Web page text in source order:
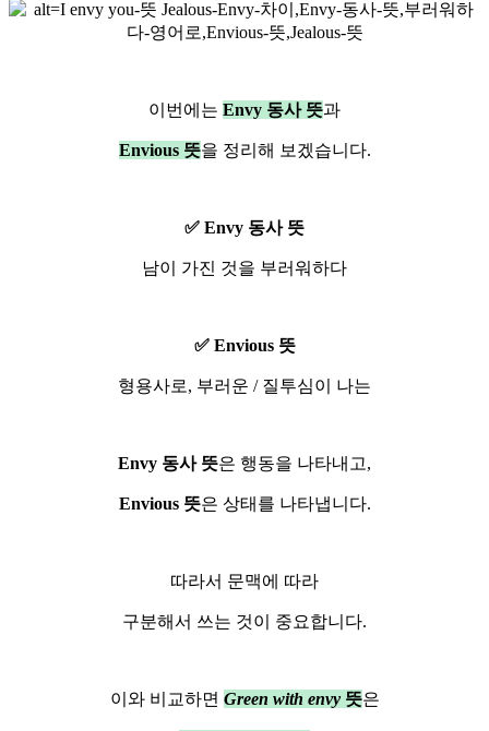
이번에는 Envy 동사 뜻과
Envious 뜻을 정리해 보겠습니다.
✅ Envy 동사 뜻
남이 가진 것을 부러워하다
✅ Envious 뜻
형용사로, 부러운 / 질투심이 나는
Envy 동사 뜻은 행동을 나타내고,
Envious 뜻은 상태를 나타냅니다.
따라서 문맥에 따라
구분해서 쓰는 것이 중요합니다.
이와 비교하면 Green with envy 뜻은